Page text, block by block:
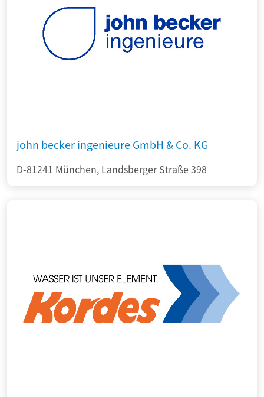
john becker ingenieure GmbH & Co. KG
D-81241 München, Landsberger Straße 398